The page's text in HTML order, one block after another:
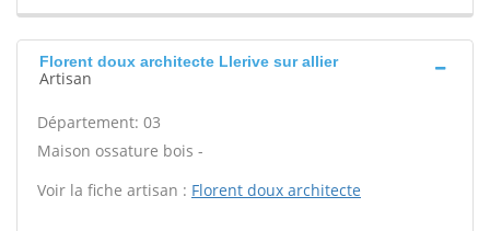
Florent doux architecte Llerive sur allier
Artisan
Département: 03
Maison ossature bois -
Voir la fiche artisan : Florent doux architecte